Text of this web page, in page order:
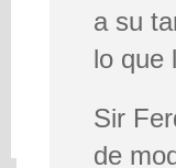
a su
lo que
Sir
de